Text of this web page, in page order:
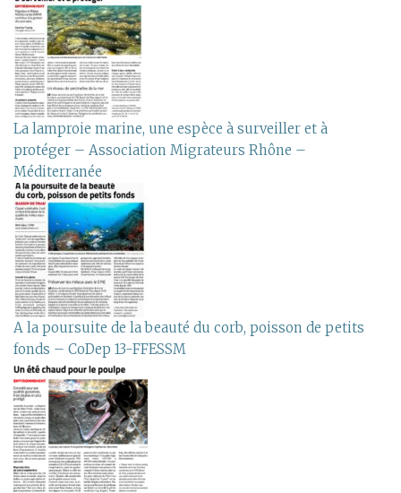
La lamproie marine, une espèce à surveiller et à
protéger – Association Migrateurs Rhône –
Méditerranée
A la poursuite de la beauté du corb, poisson de petits
fonds – CoDep 13-FFESSM